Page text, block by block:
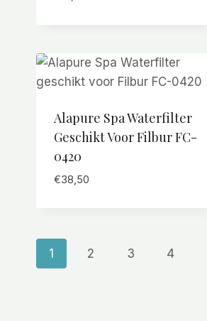
Alapure Spa Waterfilter
Geschikt Voor Filbur FC-
0420
€38,50
1 2 3 4